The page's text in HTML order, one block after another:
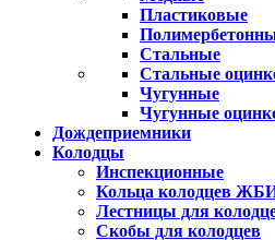
Пластиковые
Стальные
Стальные
Чугунные
Чугунные
Дождеприемники
Колодцы
Инспекционные
Кольца колодцев
Лестницы для
Скобы для колодцев